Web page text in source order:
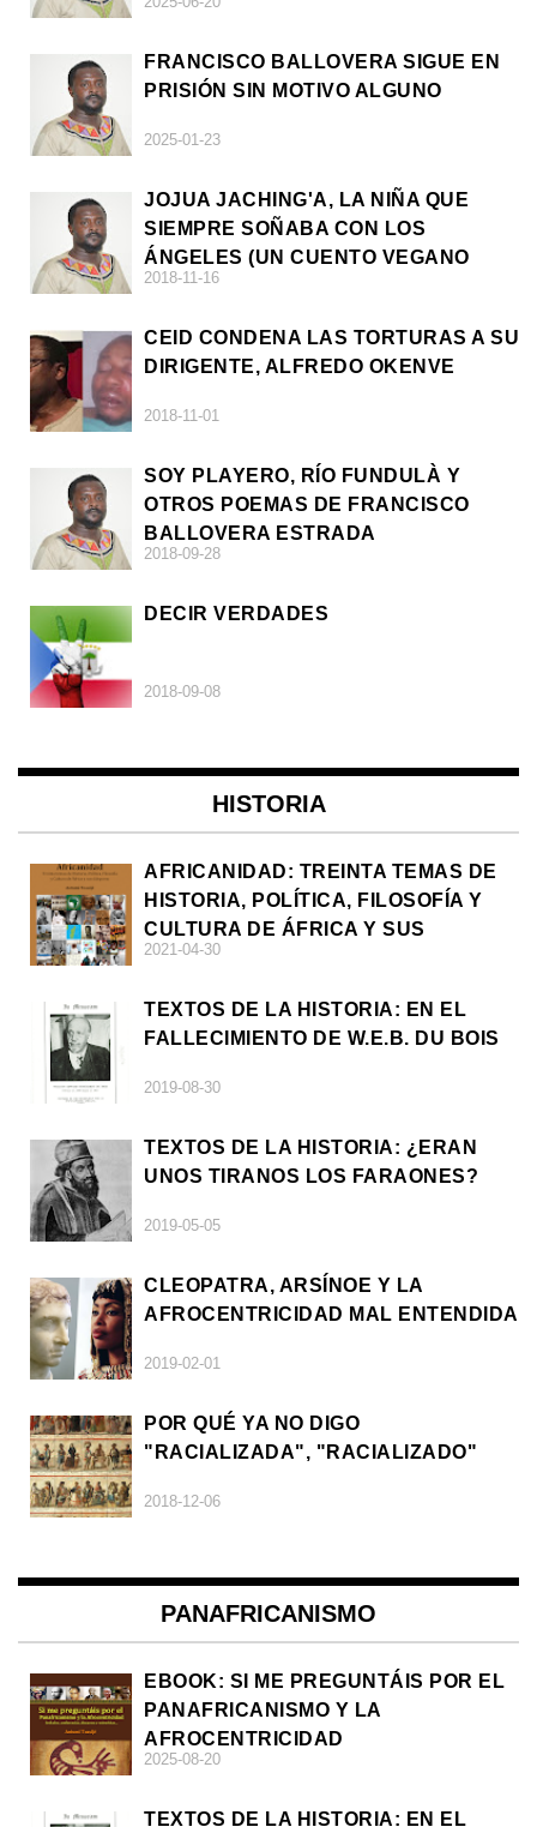
FRANCISCO BALLOVERA SIGUE EN
PRISIÓN SIN MOTIVO ALGUNO
2025-01-23
JOJUA JACHING'A, LA NIÑA QUE
SIEMPRE SOÑABA CON LOS
ÁNGELES (UN CUENTO VEGANO
AFRICANO)
2018-11-16
CEID CONDENA LAS TORTURAS A SU
DIRIGENTE, ALFREDO OKENVE
2018-11-01
SOY PLAYERO, RÍO FUNDULÀ Y
OTROS POEMAS DE FRANCISCO
BALLOVERA ESTRADA
2018-09-28
DECIR VERDADES
2018-09-08
HISTORIA
AFRICANIDAD: TREINTA TEMAS DE
HISTORIA, POLÍTICA, FILOSOFÍA Y
CULTURA DE ÁFRICA Y SUS
DIÁSPORAS
2021-04-30
TEXTOS DE LA HISTORIA: EN EL
FALLECIMIENTO DE W.E.B. DU BOIS
2019-08-30
TEXTOS DE LA HISTORIA: ¿ERAN
UNOS TIRANOS LOS FARAONES?
2019-05-05
CLEOPATRA, ARSÍNOE Y LA
AFROCENTRICIDAD MAL ENTENDIDA
2019-02-01
POR QUÉ YA NO DIGO
"RACIALIZADA", "RACIALIZADO"
2018-12-06
PANAFRICANISMO
EBOOK: SI ME PREGUNTÁIS POR EL
PANAFRICANISMO Y LA
AFROCENTRICIDAD
2025-08-20
TEXTOS DE LA HISTORIA: EN EL